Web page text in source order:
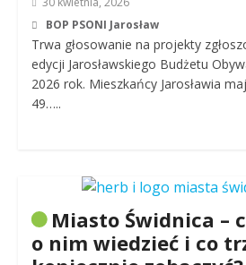
BOP PSONI Jarosław
Trwa głosowanie na projekty
edycji Jarosławskiego Budżetu
2026 rok. Mieszkańcy Jarosławia
49…..
Miasto Świdnica –
o nim wiedzieć i co